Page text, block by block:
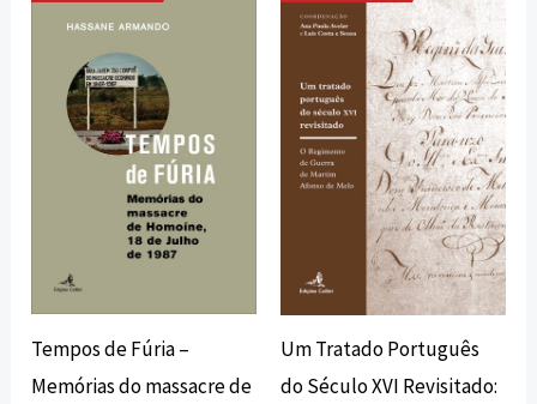
Tempos de Fúria –
Memórias do massacre de
preço
era:
12,00 €.
preço
é:
10,80 €.
Um Tratado Português
do Século XVI Revisitado:
preço
original
era:
16,00 €.
preço
atual
é:
14,40 €.